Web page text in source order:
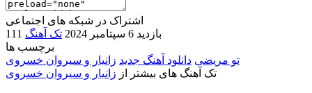
اشتراک در شبکه های اجتماعی
111 بازدید 6 سپتامبر 2024
تک آهنگ
برچسب ها
تو مریضی دانلود آهنگ جدید زانیار و سیروان خسروی
تک آهنگ های بیشتر از زانیار و سیروان خسروی